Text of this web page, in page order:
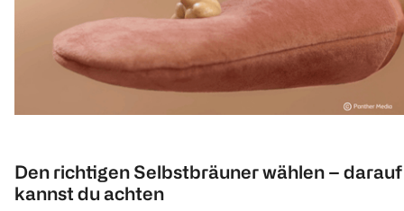
Den richtigen Selbstbräuner wählen – darauf
kannst du achten